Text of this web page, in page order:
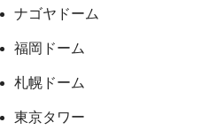
ナゴヤドーム
福岡ドーム
札幌ドーム
東京タワー